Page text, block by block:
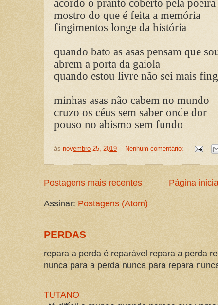
acordo o pranto coberto pela poeira
mostro do que é feita a memória
fingimentos longe da história
quando bato as asas pensam que
abrem a porta da gaiola
quando estou livre não sei mais
minhas asas não cabem no mundo
cruzo os céus sem saber onde dor
pouso no abismo sem fundo
às novembro 25, 2019 Nenhum comentário:
Postagens mais recentes Página
Assinar: Postagens (Atom)
PERDAS
repara a perda é reparável repara a perda
nunca para a perda nunca para repara
TUTANO